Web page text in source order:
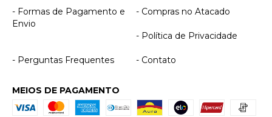
- Formas de Pagamento e
Envio
- Compras no Atacado
- Política de Privacidade
- Perguntas Frequentes - Contato
MEIOS DE PAGAMENTO